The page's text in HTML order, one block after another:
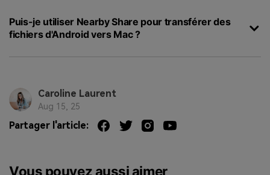
Puis-je utiliser Nearby Share pour transférer des
fichiers d'Android vers Mac ?
Caroline Laurent
Aug 15, 25
Partager l'article:
Vous pouvez aussi aimer